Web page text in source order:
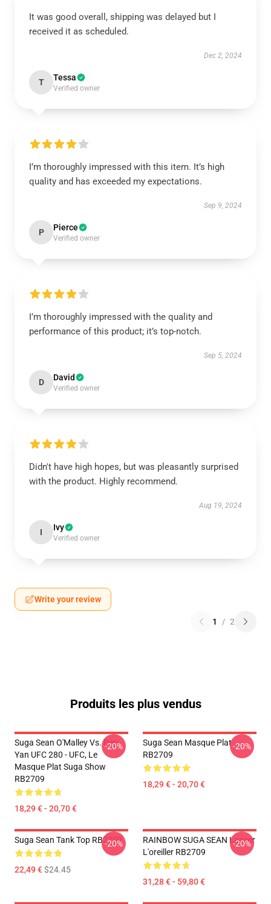
It was good overall, shipping was delayed but I
received it as scheduled.
Dec 2, 2024
T Tessa
Verified owner
I’m thoroughly impressed with this item. It’s high
quality and has exceeded my expectations.
Sep 9, 2024
P Pierce
Verified owner
I’m thoroughly impressed with the quality and
performance of this product; it’s top-notch.
Sep 5, 2024
D David
Verified owner
Didn't have high hopes, but was pleasantly surprised
with the product. Highly recommend.
Aug 19, 2024
I Ivy
Verified owner
Write your review
1 / 2
Produits les plus vendus
Suga Sean O'Malley Vs. Petr
Yan UFC 280 - UFC, Le
Masque Plat Suga Show
RB2709
18,29 € - 20,70 €
-20%
Suga Sean Masque Plat
RB2709
18,29 € - 20,70 €
-20%
Suga Sean Tank Top RB2709
22,49 €$24.45
-20%
RAINBOW SUGA SEAN Lancer
L'oreiller RB2709
31,28 € - 59,80 €
-20%